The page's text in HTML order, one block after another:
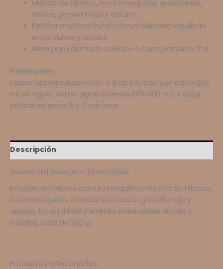
Mezcla de hibisco, rosa mosqueta, arándanos,
saúco, grosella roja y aciano.
Perfil aromático frutal con un delicado equilibrio
entre dulzor y acidez.
Ideal para disfrutar caliente o como infusión fría.
Preparación
Utilizar aproximadamente 2 g de infusión por cada 200
ml de agua. Verter agua caliente (95–100 °C) y dejar
infusionar entre 5 y 7 minutos.
Descripción
Tesoro del Bosque – Té en Hojas
Infusión en hebras con una exquisita mezcla de hibisco,
rosa mosqueta, arándanos, saúco, grosella roja y
aciano. Un equilibrio perfecto entre notas dulces y
frutales. Lata de 200 g.
Productos relacionados